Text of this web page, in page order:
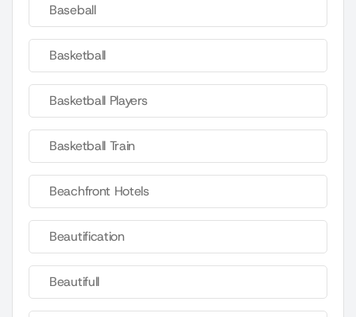
Baseball
Basketball
Basketball Players
Basketball Train
Beachfront Hotels
Beautification
Beautifull